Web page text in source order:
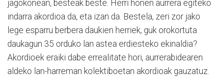
jagokonean, besteak beste. Herri honen aurrera egiteko
indarra akordioa da, eta izan da. Bestela, zeri zor jako
lege esparru berbera daukien herriek, guk orokortuta
daukagun 35 orduko lan astea erdiesteko ekinaldia?
Akordioek eraiki dabe errealitate hori, aurrerabidearen
aldeko lan-harreman kolektiboetan akordioak gauzatuz.